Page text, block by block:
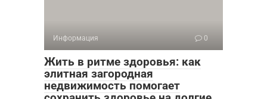
Информация 0
Жить в ритме здоровья: как
элитная загородная
недвижимость помогает